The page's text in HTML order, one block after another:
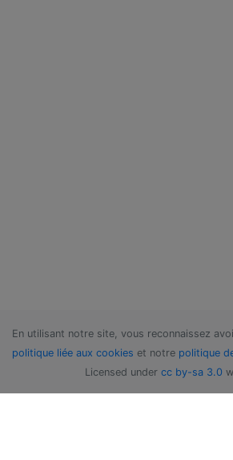
En utilisant notre site, vous reconnaissez
politique liée aux cookies et notre politique
Licensed under cc by-sa 3.0